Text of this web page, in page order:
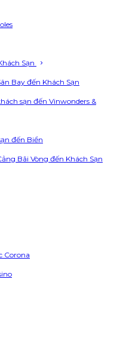
Sạn
Bay đến Khách Sạn
sạn đến Vinwonders &
đến Biển
Bãi Vòng đến Khách Sạn
Corona